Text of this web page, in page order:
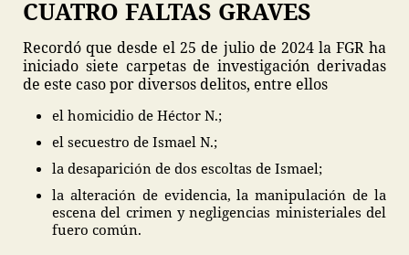
CUATRO FALTAS GRAVES
Recordó que desde el 25 de julio de 2024 la FGR ha
iniciado siete carpetas de investigación derivadas
de este caso por diversos delitos, entre ellos
el homicidio de Héctor N.;
el secuestro de Ismael N.;
la desaparición de dos escoltas de Ismael;
la alteración de evidencia, la manipulación de la
escena del crimen y negligencias ministeriales del
fuero común.